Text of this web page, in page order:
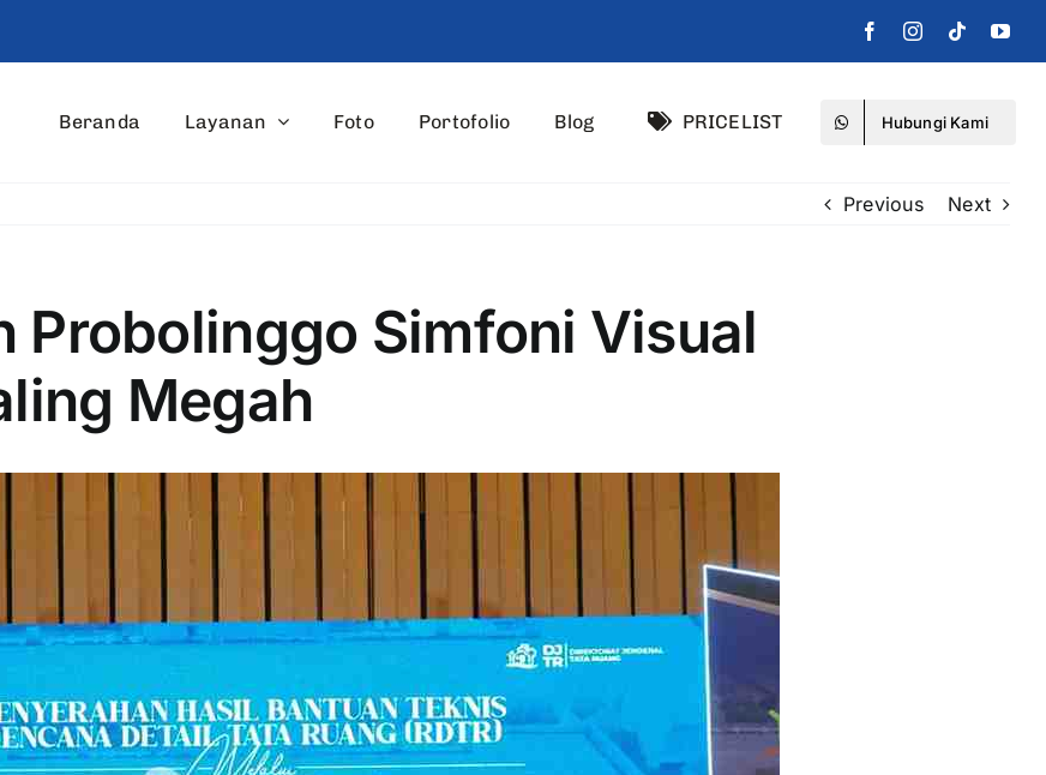
Beranda Layanan Foto Portofolio Blog PRICELIST Hubungi Kami
Previous Next
Probolinggo Simfoni Visual
Megah